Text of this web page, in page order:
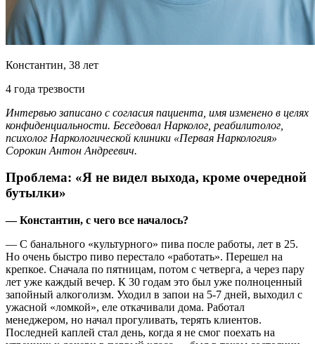
Константин, 38 лет
4 года трезвости
Интервью записано с согласия пациента, имя изменено в целях
конфиденциальности. Беседовал Нарколог, реабилитолог,
психолог Наркологической клиники «Первая Наркология»
Сорокин Антон Андреевич.
Проблема: «Я не видел выхода, кроме очередной
бутылки»
— Константин, с чего все началось?
— С банального «культурного» пива после работы, лет в 25.
Но очень быстро пиво перестало «работать». Перешел на
крепкое. Сначала по пятницам, потом с четверга, а через пару
лет уже каждый вечер. К 30 годам это был уже полноценный
запойный алкоголизм. Уходил в запои на 5-7 дней, выходил с
ужасной «ломкой», еле откачивали дома. Работал
менеджером, но начал прогуливать, терять клиентов.
Последней каплей стал день, когда я не смог поехать на